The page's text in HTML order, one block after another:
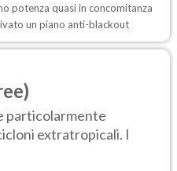
potenza quasi in concomitanza
un piano anti-blackout
particolarmente
extratropicali. I